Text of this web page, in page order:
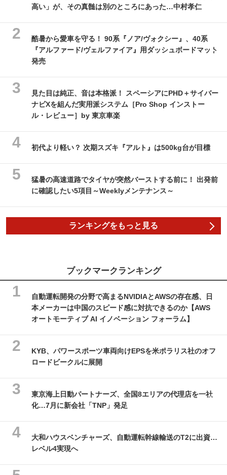
高い」が、その真髄は別のところにあった…中村孝仁
酷暑から愛車を守る！ 90系『ノア/ヴォクシー』、40系
『アルファード/ヴェルファイア』用ダッシュボードマット
発売
見た目は純正、音は本格派！ スペーシアにPHD＋サイバー
ナビXを組んだ実用派システム［Pro Shop インストー
ル・レビュー］by 東京車楽
初代より軽い？ 次期スズキ『アルト』は500kg台が目標
猛暑の高速道路でタイヤが突然バーストする前に！ 出発前
に確認したい5項目～Weeklyメンテナンス～
ランキングをもっと見る
ブックマークランキング
自動運転開発の分野で高まるNVIDIAとAWSの存在感、日
本メーカーは中国のスピード感に対抗できるのか【AWS
オートモーティブ AI イノベーション フォーラム】
KYB、パワースポーツ車両向けEPSを米ポラリス社のオフ
ロードビークルに展開
東京海上日動パートナーズ、全国8エリアの代理店を一社
化…7月に新会社「TNP」発足
大和ハウスベンチャーズ、自動運転幹線輸送のT2に出資…
レベル4実現へ